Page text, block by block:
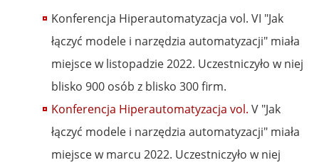
Konferencja Hiperautomatyzacja vol. VI "Jak
łączyć modele i narzędzia automatyzacji" miała
miejsce w listopadzie 2022. Uczestniczyło w niej
blisko 900 osób z blisko 300 firm.
Konferencja Hiperautomatyzacja vol. V "Jak
łączyć modele i narzędzia automatyzacji" miała
miejsce w marcu 2022. Uczestniczyło w niej